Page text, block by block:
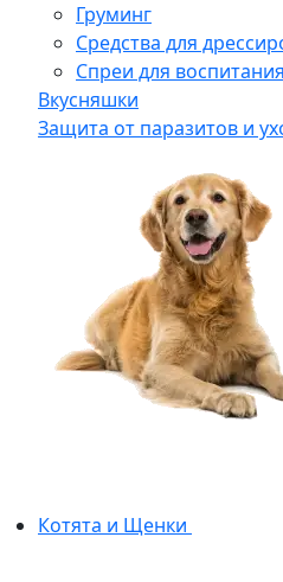
Груминг
Средства для
Спреи для воспитания
Вкусняшки
Защита от паразитов и
Котята и Щенки